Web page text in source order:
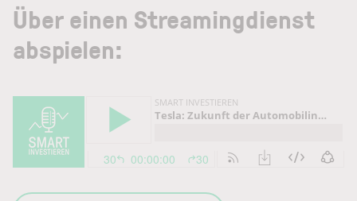
Über einen Streamingdienst
abspielen: